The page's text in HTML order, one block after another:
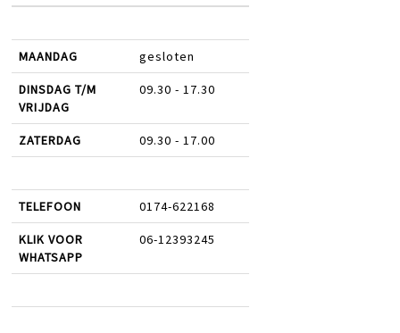
MAANDAG gesloten
DINSDAG T/M
VRIJDAG
09.30 - 17.30
ZATERDAG 09.30 - 17.00
TELEFOON 0174-622168
KLIK VOOR
WHATSAPP
06-12393245